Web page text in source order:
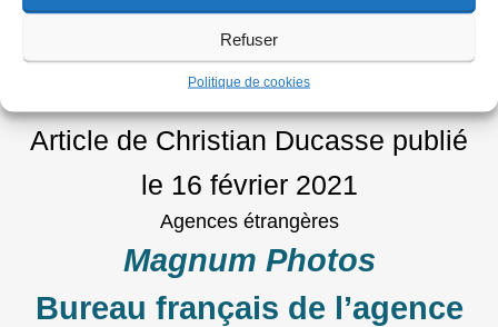
Refuser
Politique de cookies
Photographes et Cinéastes
(ANJRPC)
Article de Christian Ducasse publié
le 16 février 2021
Agences étrangères
Magnum Photos
Bureau français de l’agence